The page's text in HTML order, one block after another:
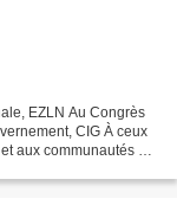
EZLN Au Congrès
CIG À ceux
aux communautés qui